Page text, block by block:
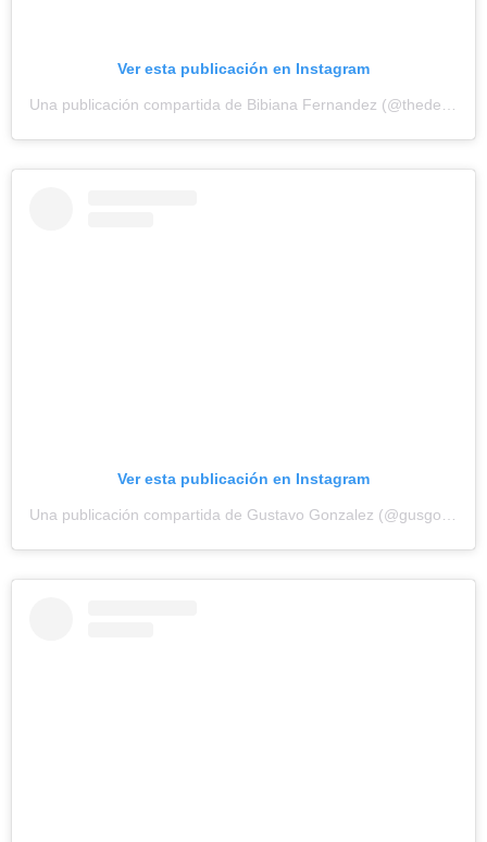
Ver esta publicación en Instagram
Ver esta publicación en Instagram
Una publicación compartida de Gustavo Gonzalez (@gusgonzalves)